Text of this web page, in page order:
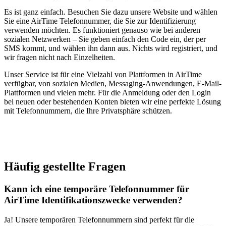
Es ist ganz einfach. Besuchen Sie dazu unsere Website und wählen
Sie eine AirTime Telefonnummer, die Sie zur Identifizierung
verwenden möchten. Es funktioniert genauso wie bei anderen
sozialen Netzwerken – Sie geben einfach den Code ein, der per
SMS kommt, und wählen ihn dann aus. Nichts wird registriert, und
wir fragen nicht nach Einzelheiten.
Unser Service ist für eine Vielzahl von Plattformen in AirTime
verfügbar, von sozialen Medien, Messaging-Anwendungen, E-Mail-
Plattformen und vielen mehr. Für die Anmeldung oder den Login
bei neuen oder bestehenden Konten bieten wir eine perfekte Lösung
mit Telefonnummern, die Ihre Privatsphäre schützen.
Häufig gestellte Fragen
Kann ich eine temporäre Telefonnummer für
AirTime Identifikationszwecke verwenden?
Ja! Unsere temporären Telefonnummern sind perfekt für die